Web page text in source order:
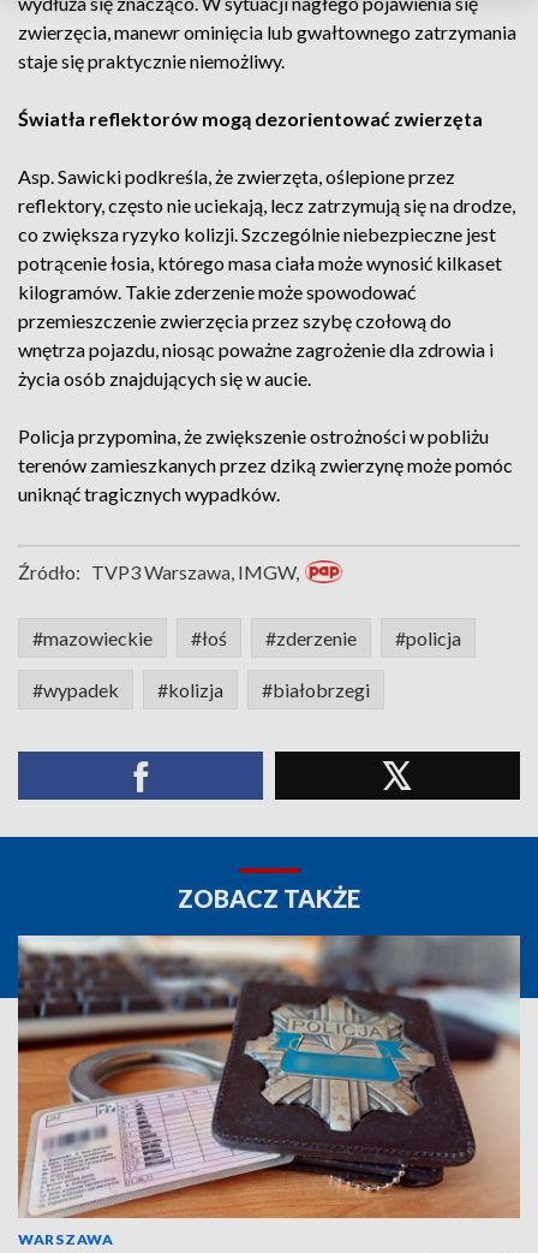
zwierzęcia, manewr ominięcia lub gwałtownego zatrzymania
staje się praktycznie niemożliwy.
Światła reflektorów mogą dezorientować zwierzęta
Asp. Sawicki podkreśla, że zwierzęta, oślepione przez
reflektory, często nie uciekają, lecz zatrzymują się na drodze,
co zwiększa ryzyko kolizji. Szczególnie niebezpieczne jest
potrącenie łosia, którego masa ciała może wynosić kilkaset
kilogramów. Takie zderzenie może spowodować
przemieszczenie zwierzęcia przez szybę czołową do
wnętrza pojazdu, niosąc poważne zagrożenie dla zdrowia i
życia osób znajdujących się w aucie.
Policja przypomina, że zwiększenie ostrożności w pobliżu
terenów zamieszkanych przez dziką zwierzynę może pomóc
uniknąć tragicznych wypadków.
Źródło: TVP3 Warszawa, IMGW,
#mazowieckie #łoś #zderzenie #policja
#wypadek #kolizja #białobrzegi
ZOBACZ TAKŻE
WARSZAWA